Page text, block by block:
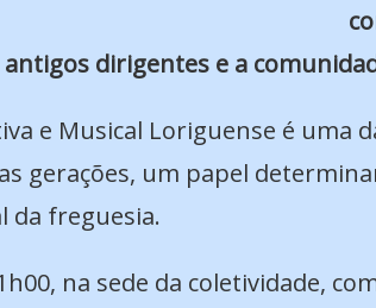
dirigentes e a
e Musical Loriguense é
gerações, um papel
da freguesia.
na sede da coletividade,